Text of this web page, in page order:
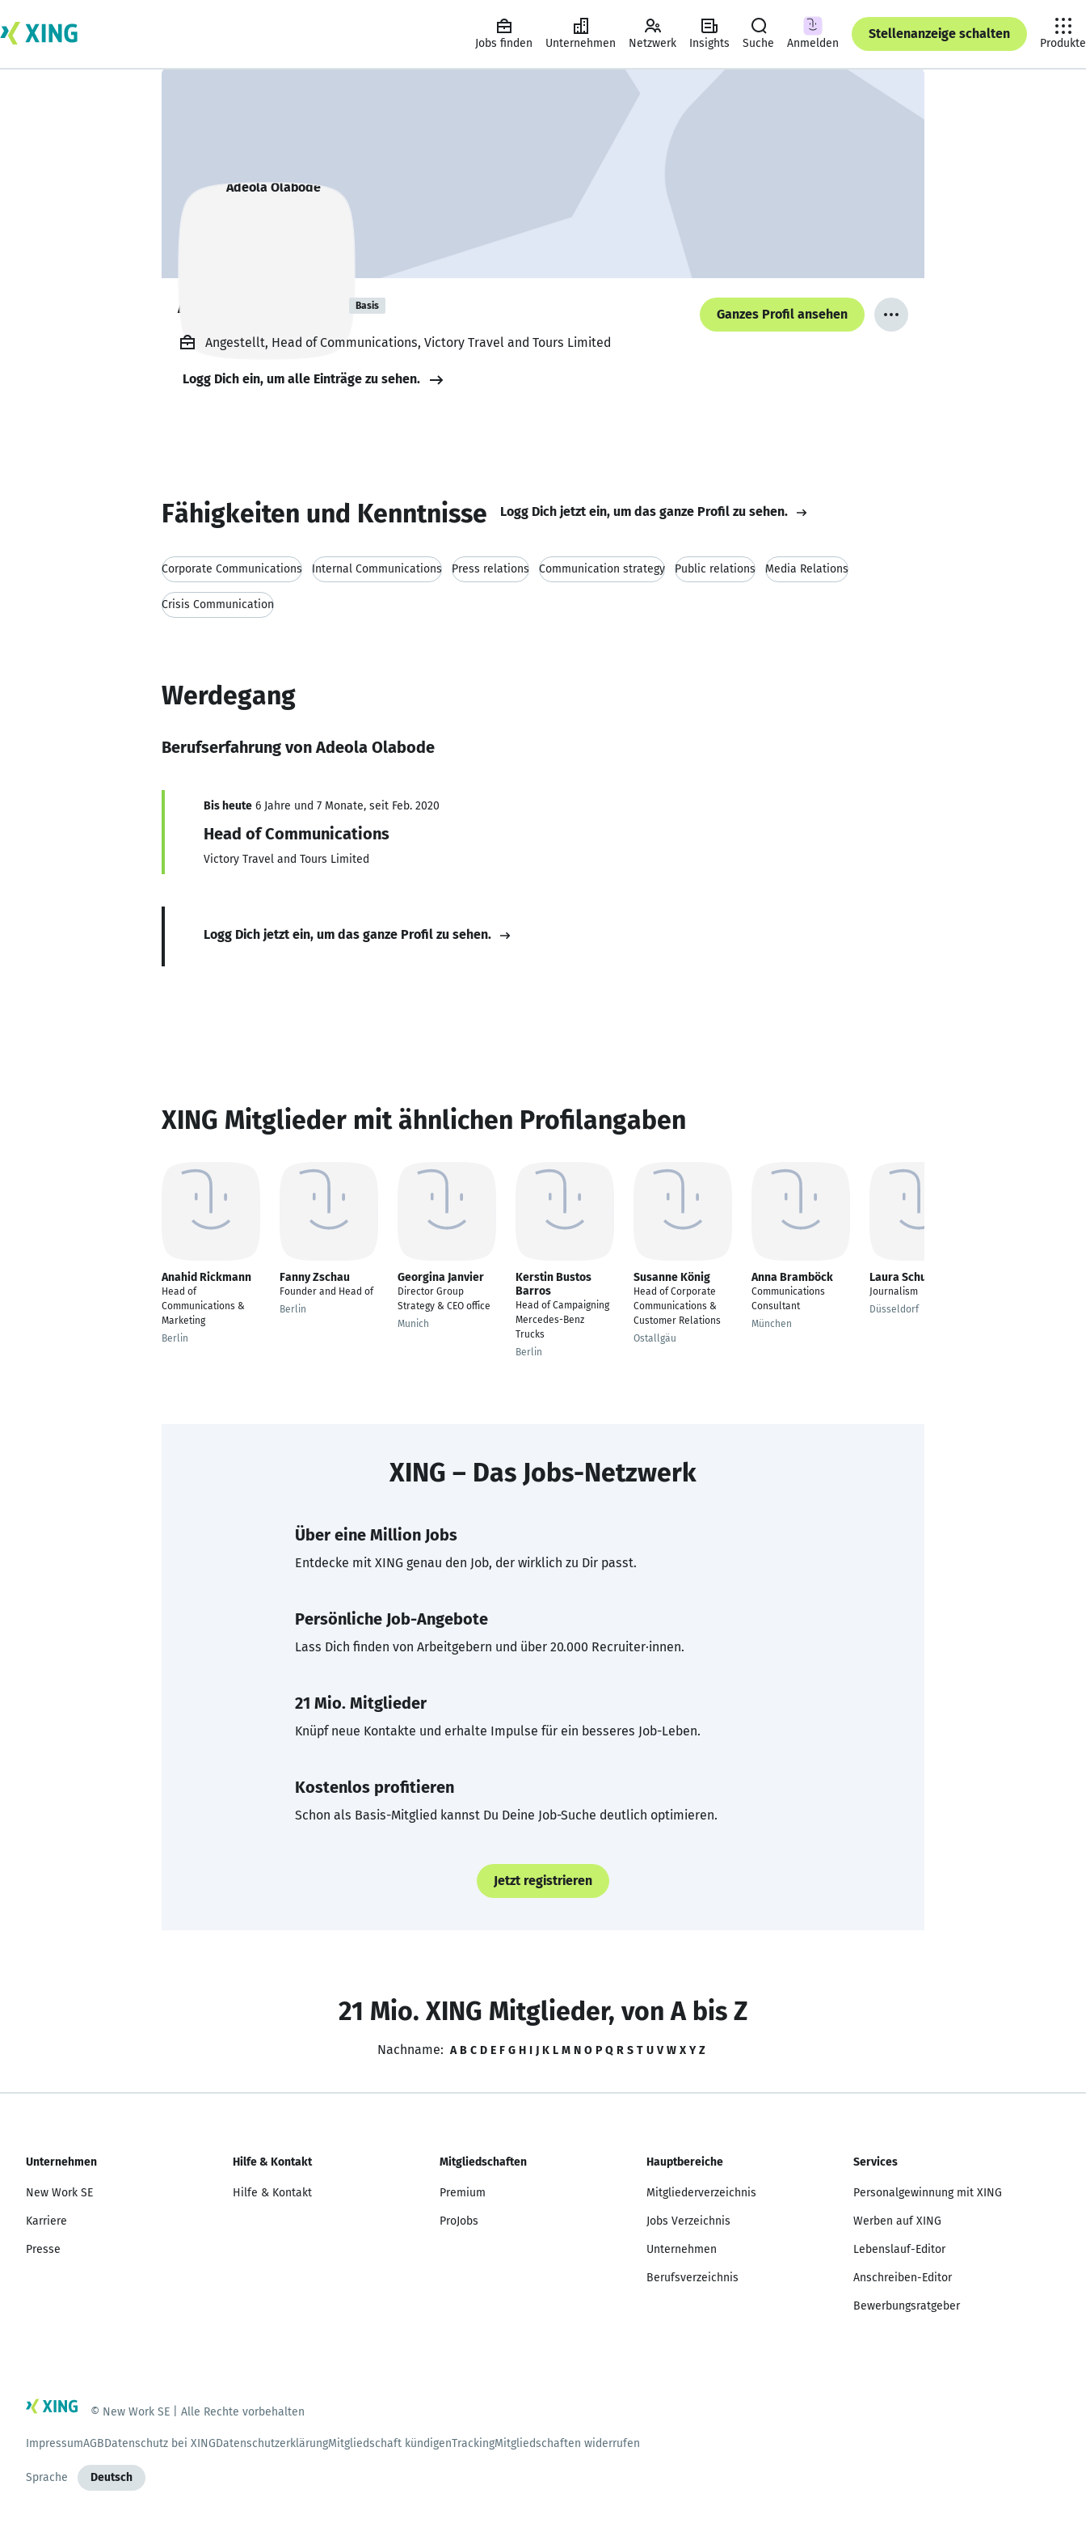
Jobs finden Unternehmen Netzwerk Insights Suche Anmelden
Stellenanzeige schalten
Produkte
Adeola Olabode Basis
Ganzes Profil ansehen
Angestellt, Head of Communications, Victory Travel and Tours Limited
Logg Dich ein, um alle Einträge zu sehen.
Fähigkeiten und Kenntnisse Logg Dich jetzt ein, um das ganze Profil zu sehen.
Corporate Communications Internal Communications Press relations Communication strategy Public relations Media Relations
Crisis Communication
Werdegang
Berufserfahrung von Adeola Olabode
Bis heute 6 Jahre und 7 Monate, seit Feb. 2020
Head of Communications
Victory Travel and Tours Limited
Logg Dich jetzt ein, um das ganze Profil zu sehen.
XING Mitglieder mit ähnlichen Profilangaben
Anahid Rickmann
Head of
Communications &
Marketing
Berlin
Fanny Zschau
Founder and Head of
Berlin
Georgina Janvier
Director Group
Strategy & CEO office
Munich
Kerstin Bustos
Barros
Head of Campaigning
Mercedes-Benz
Trucks
Berlin
Susanne König
Head of Corporate
Communications &
Customer Relations
Ostallgäu
Anna Bramböck
Communications
Consultant
München
Laura Schuppert
Journalism
Düsseldorf
XING – Das Jobs-Netzwerk
Über eine Million Jobs
Entdecke mit XING genau den Job, der wirklich zu Dir passt.
Persönliche Job-Angebote
Lass Dich finden von Arbeitgebern und über 20.000 Recruiter·innen.
21 Mio. Mitglieder
Knüpf neue Kontakte und erhalte Impulse für ein besseres Job-Leben.
Kostenlos profitieren
Schon als Basis-Mitglied kannst Du Deine Job-Suche deutlich optimieren.
Jetzt registrieren
21 Mio. XING Mitglieder, von A bis Z
Nachname: A B C D E F G H I J K L M N O P Q R S T U V W X Y Z
Unternehmen
New Work SE
Karriere
Presse
Hilfe & Kontakt
Hilfe & Kontakt
Mitgliedschaften
Premium
ProJobs
Hauptbereiche
Mitgliederverzeichnis
Jobs Verzeichnis
Unternehmen
Berufsverzeichnis
Services
Personalgewinnung mit XING
Werben auf XING
Lebenslauf-Editor
Anschreiben-Editor
Bewerbungsratgeber
© New Work SE | Alle Rechte vorbehalten
ImpressumAGBDatenschutz bei XINGDatenschutzerklärungMitgliedschaft kündigenTrackingMitgliedschaften widerrufen
Sprache Deutsch